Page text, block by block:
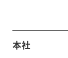
本社